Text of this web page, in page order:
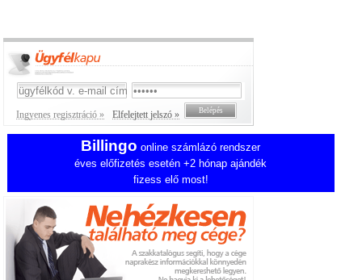
Ingyenes regisztráció » Elfelejtett jelszó »
Billingo online számlázó rendszer
éves előfizetés esetén +2 hónap ajándék
fizess elő most!